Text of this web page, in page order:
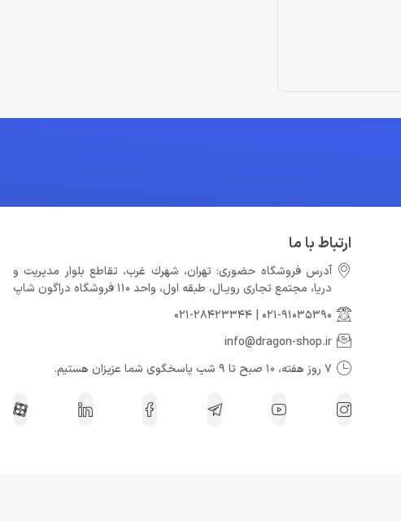
ارتباط با ما
آدرس فروشگاه حضوری: تهران، شهرك غرب، تقاطع بلوار مدیریت و
دريا، مجتمع تجارى رويـال، طبقه اول، واحد 110 فروشگاه دراگون شاپ
021-91035390
021-28423344
info@dragon-shop.ir
7 روز هفته، 10 صبح تا 9 شب پاسخگوی شما عزیزان هستیم.